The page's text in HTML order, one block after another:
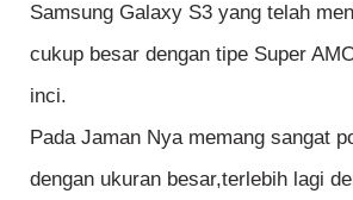
Samsung Galaxy S3 yang telah
cukup besar dengan tipe Super
inci.
Pada Jaman Nya memang sangat
dengan ukuran besar,terlebih lagi